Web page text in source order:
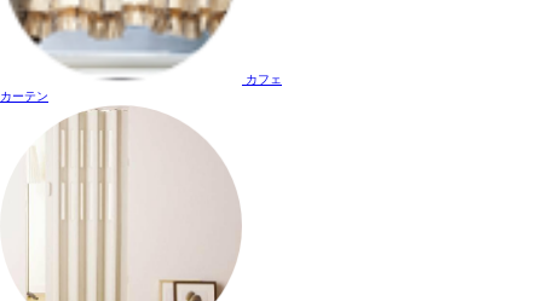
カフェ
カーテン